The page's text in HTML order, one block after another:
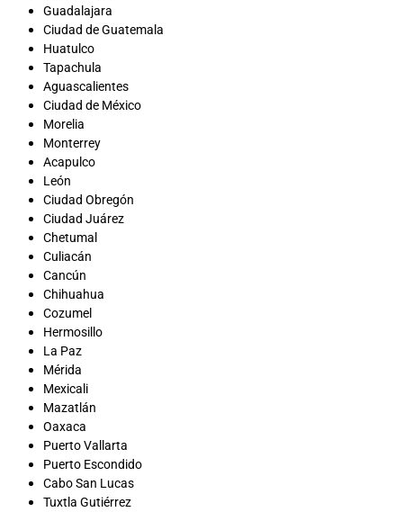
Guadalajara
Ciudad de Guatemala
Huatulco
Tapachula
Aguascalientes
Ciudad de México
Morelia
Monterrey
Acapulco
León
Ciudad Obregón
Ciudad Juárez
Chetumal
Culiacán
Cancún
Chihuahua
Cozumel
Hermosillo
La Paz
Mérida
Mexicali
Mazatlán
Oaxaca
Puerto Vallarta
Puerto Escondido
Cabo San Lucas
Tuxtla Gutiérrez